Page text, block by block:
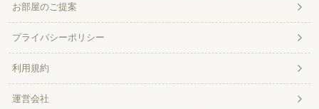
お部屋のご提案
プライバシーポリシー
利用規約
運営会社